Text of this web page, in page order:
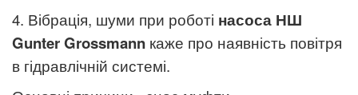
4. Вібрація, шуми при роботі насоса НШ
Gunter Grossmann каже про наявність повітря
в гідравлічній системі.